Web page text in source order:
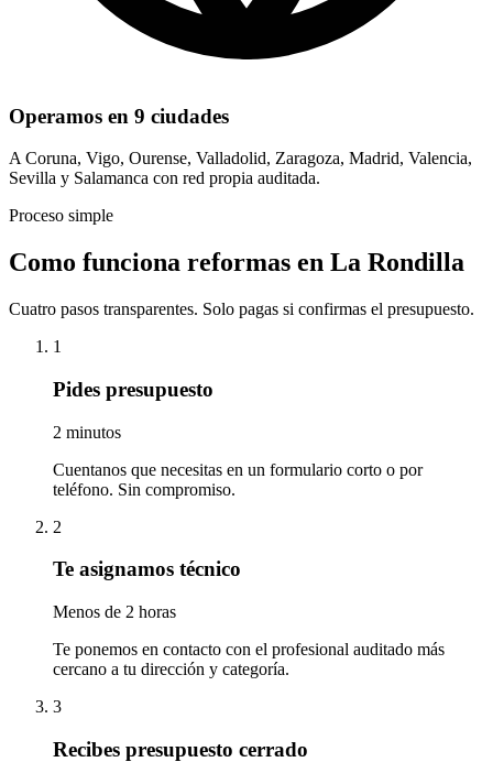
Operamos en 9 ciudades
A Coruna, Vigo, Ourense, Valladolid, Zaragoza, Madrid, Valencia,
Sevilla y Salamanca con red propia auditada.
Proceso simple
Como funciona reformas en La Rondilla
Cuatro pasos transparentes. Solo pagas si confirmas el presupuesto.
1
Pides presupuesto
2 minutos
Cuentanos que necesitas en un formulario corto o por
teléfono. Sin compromiso.
2
Te asignamos técnico
Menos de 2 horas
Te ponemos en contacto con el profesional auditado más
cercano a tu dirección y categoría.
3
Recibes presupuesto cerrado